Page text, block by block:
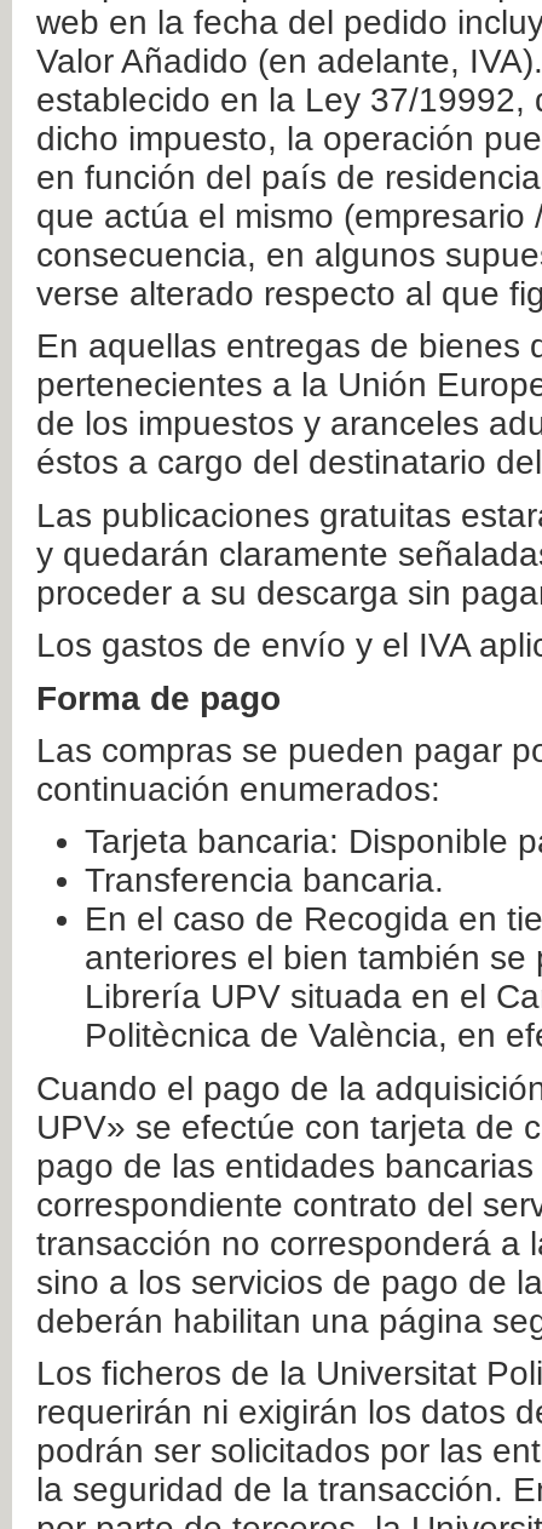
web en la fecha del pedido
Valor Añadido (en adelante,
establecido en la Ley 37/
dicho impuesto, la operación
en función del país de
que actúa el mismo
consecuencia, en algunos
verse alterado respecto al que
En aquellas entregas de bienes
pertenecientes a la Unión
de los impuestos y aranceles
éstos a cargo del destinatario
Las publicaciones gratuitas
y quedarán claramente
proceder a su descarga sin
Los gastos de envío y el IVA
Forma de pago
Las compras se pueden pagar
continuación enumerados:
Tarjeta bancaria: Disponible
Transferencia bancaria.
En el caso de Recogida en
anteriores el bien también
Librería UPV situada en el
Politècnica de València, en
Cuando el pago de la
UPV» se efectúe con tarjeta de
pago de las entidades
correspondiente contrato del
transacción no corresponderá a
sino a los servicios de pago de
deberán habilitan una página
Los ficheros de la Universitat
requerirán ni exigirán los datos
podrán ser solicitados por las
la seguridad de la transacción.